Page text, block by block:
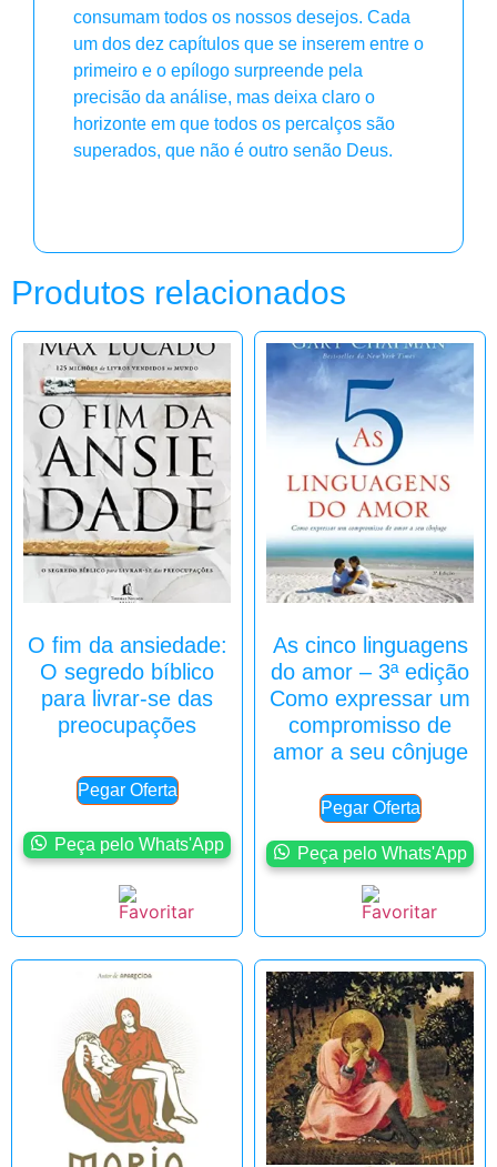
consumam todos os nossos desejos. Cada
um dos dez capítulos que se inserem entre o
primeiro e o epílogo surpreende pela
precisão da análise, mas deixa claro o
horizonte em que todos os percalços são
superados, que não é outro senão Deus.
Produtos relacionados
O fim da ansiedade:
O segredo bíblico
para livrar-se das
preocupações
Pegar Oferta
Peça pelo Whats'App
As cinco linguagens
do amor – 3ª edição
Como expressar um
compromisso de
amor a seu cônjuge
Pegar Oferta
Peça pelo Whats'App